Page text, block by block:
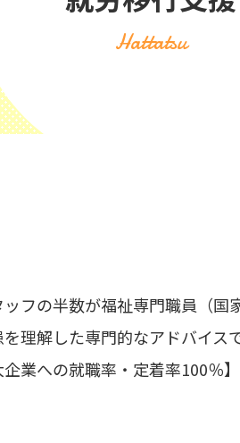
ッフの半数が福祉専門職員（国
理解した専門的なアドバイス
企業への就職率・定着率100％】